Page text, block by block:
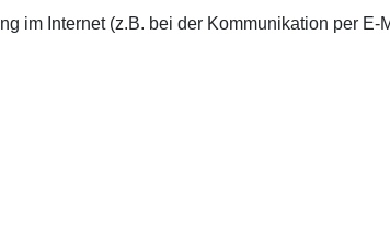
im Internet (z.B. bei der Kommunikation per